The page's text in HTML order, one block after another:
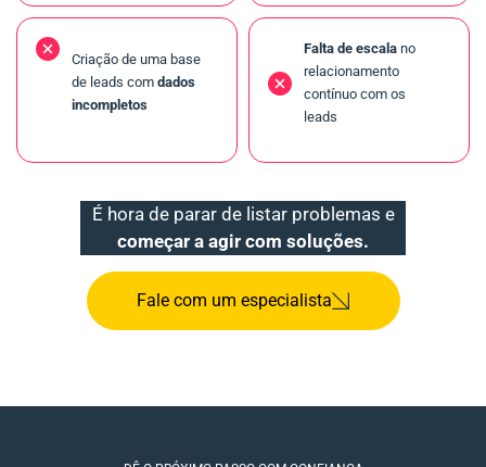
Criação de uma base
de leads comdados
incompletos
Falta de escala no
relacionamento
contínuo com os
leads
É hora de parar de listar problemas e
começar a agir com soluções.
Fale com um especialista